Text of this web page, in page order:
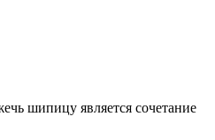
шипицу является сочетание